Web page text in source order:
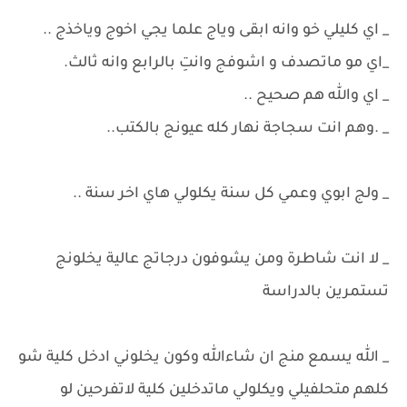
_ اي كليلي خو وانه ابقى وياج علما يجي اخوج وياخذج ..
_اي مو ماتصدف و اشوفج وانتِ بالرابع وانه ثالث.
_ اي والله هم صحيح ..
_ .وهم انت سجاجة نهار كله عيونج بالكتب..
_ ولج ابوي وعمي كل سنة يكلولي هاي اخر سنة ..
_ لا انت شاطرة ومن يشوفون درجاتج عالية يخلونج
تستمرين بالدراسة
_ الله يسمع منج ان شاءالله وكون يخلوني ادخل كلية شو
كلهم متحلفيلي ويكلولي ماتدخلين كلية لاتفرحين لو